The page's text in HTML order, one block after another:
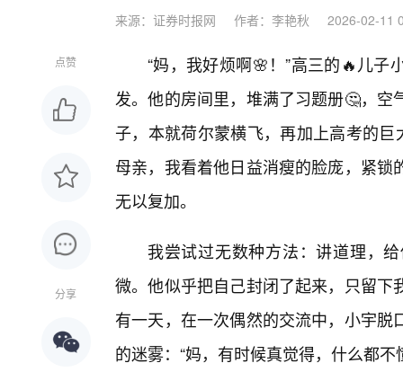
来源：证券时报网 作者：李艳秋 2026-02-11
点赞
分享
“妈，我好烦啊🌸！”高三的🔥儿
发。他的房间里，堆满了习题册🤔，
子，本就荷尔蒙横飞，再加上高考的
母亲，我看着他日益消瘦的脸庞，紧
无以复加。
我尝试过无数种方法：讲道理，
微。他似乎把自己封闭了起来，只留
有一天，在一次偶然的交流中，小宇
的迷雾：“妈，有时候真觉得，什么都